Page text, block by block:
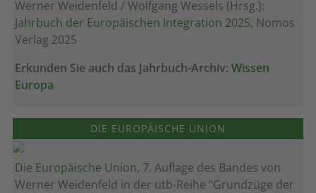
Werner Weidenfeld / Wolfgang Wessels (Hrsg.):
Jahrbuch der Europäischen Integration 2025, Nomos
Verlag 2025
Erkunden Sie auch das Jahrbuch-Archiv: Wissen
Europa
DIE EUROPÄISCHE UNION
Die Europäische Union, 7. Auflage des Bandes von
Werner Weidenfeld in der utb-Reihe "Grundzüge der